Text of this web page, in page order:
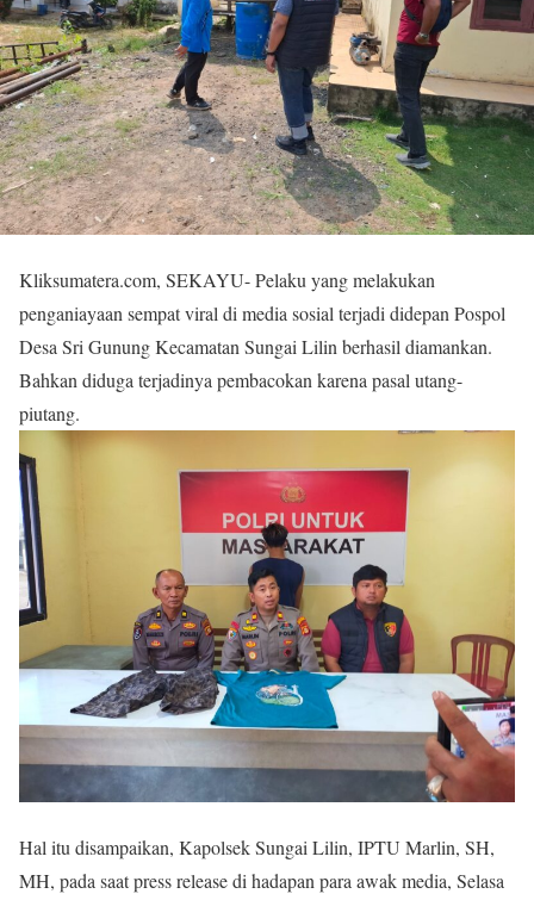
Kliksumatera.com, SEKAYU- Pelaku yang melakukan
penganiayaan sempat viral di media sosial terjadi didepan Pospol
Desa Sri Gunung Kecamatan Sungai Lilin berhasil diamankan.
Bahkan diduga terjadinya pembacokan karena pasal utang-
piutang.
Hal itu disampaikan, Kapolsek Sungai Lilin, IPTU Marlin, SH,
MH, pada saat press release di hadapan para awak media, Selasa